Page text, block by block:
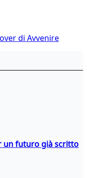
di Avvenire
un futuro già scritto